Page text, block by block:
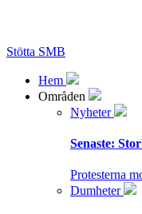
Stötta SMB
Hem
Områden
Nyheter
Senaste:
Protesterna
Dumheter